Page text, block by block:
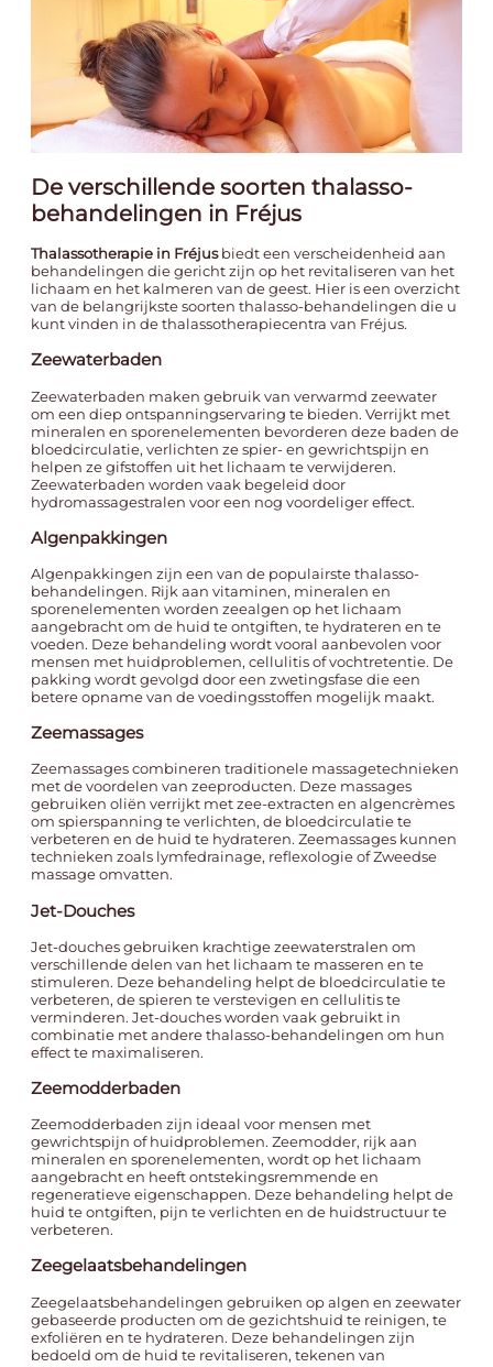
De verschillende soorten thalasso-
behandelingen in Fréjus
Thalassotherapie in Fréjusbiedt een verscheidenheid aan
behandelingen die gericht zijn op het revitaliseren van het
lichaam en het kalmeren van de geest. Hier is een overzicht
van de belangrijkste soorten thalasso-behandelingen die u
kunt vinden in de thalassotherapiecentra van Fréjus.
Zeewaterbaden
Zeewaterbaden maken gebruik van verwarmd zeewater
om een diep ontspanningservaring te bieden. Verrijkt met
mineralen en sporenelementen bevorderen deze baden de
bloedcirculatie, verlichten ze spier- en gewrichtspijn en
helpen ze gifstoffen uit het lichaam te verwijderen.
Zeewaterbaden worden vaak begeleid door
hydromassagestralen voor een nog voordeliger effect.
Algenpakkingen
Algenpakkingen zijn een van de populairste thalasso-
behandelingen. Rijk aan vitaminen, mineralen en
sporenelementen worden zeealgen op het lichaam
aangebracht om de huid te ontgiften, te hydrateren en te
voeden. Deze behandeling wordt vooral aanbevolen voor
mensen met huidproblemen, cellulitis of vochtretentie. De
pakking wordt gevolgd door een zwetingsfase die een
betere opname van de voedingsstoffen mogelijk maakt.
Zeemassages
Zeemassages combineren traditionele massagetechnieken
met de voordelen van zeeproducten. Deze massages
gebruiken oliën verrijkt met zee-extracten en algencrèmes
om spierspanning te verlichten, de bloedcirculatie te
verbeteren en de huid te hydrateren. Zeemassages kunnen
technieken zoals lymfedrainage, reflexologie of Zweedse
massage omvatten.
Jet-Douches
Jet-douches gebruiken krachtige zeewaterstralen om
verschillende delen van het lichaam te masseren en te
stimuleren. Deze behandeling helpt de bloedcirculatie te
verbeteren, de spieren te verstevigen en cellulitis te
verminderen. Jet-douches worden vaak gebruikt in
combinatie met andere thalasso-behandelingen om hun
effect te maximaliseren.
Zeemodderbaden
Zeemodderbaden zijn ideaal voor mensen met
gewrichtspijn of huidproblemen. Zeemodder, rijk aan
mineralen en sporenelementen, wordt op het lichaam
aangebracht en heeft ontstekingsremmende en
regeneratieve eigenschappen. Deze behandeling helpt de
huid te ontgiften, pijn te verlichten en de huidstructuur te
verbeteren.
Zeegelaatsbehandelingen
Zeegelaatsbehandelingen gebruiken op algen en zeewater
gebaseerde producten om de gezichtshuid te reinigen, te
exfoliëren en te hydrateren. Deze behandelingen zijn
bedoeld om de huid te revitaliseren, tekenen van